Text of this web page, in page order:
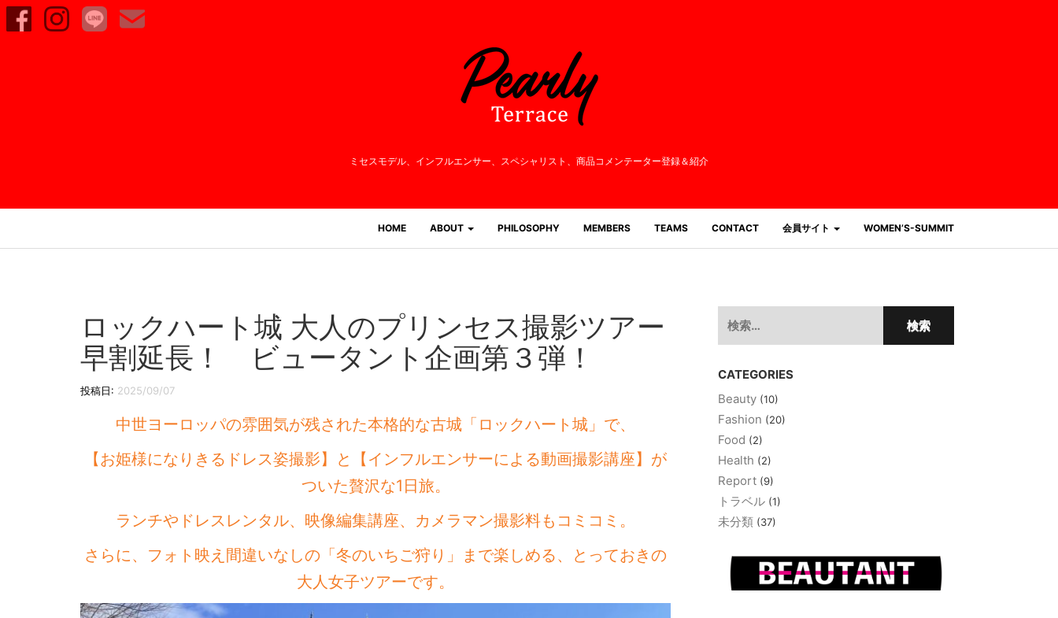
ミセスモデル、インフルエンサー、 スペシャリスト、商品コメンテーター登録＆紹介
HOME ABOUT PHILOSOPHY MEMBERS TEAMS CONTACT 会員サイト WOMEN’S-SUMMIT
ロックハート城 大人のプリンセス撮影ツアー
早割延長！ ビュータント企画第３弾！
投稿日: 2025/09/07
中世ヨーロッパの雰囲気が残された本格的な古城「ロックハート城」で、
【お姫様になりきるドレス姿撮影】と【インフルエンサーによる動画撮影講座】が
ついた贅沢な1日旅。
ランチやドレスレンタル、映像編集講座、カメラマン撮影料もコミコミ。
さらに、フォト映え間違いなしの「冬のいちご狩り」まで楽しめる、とっておきの
大人女子ツアーです。
索:
CATEGORIES
Beauty (10)
Fashion (20)
Food (2)
Health (2)
Report (9)
トラベル (1)
未分類 (37)